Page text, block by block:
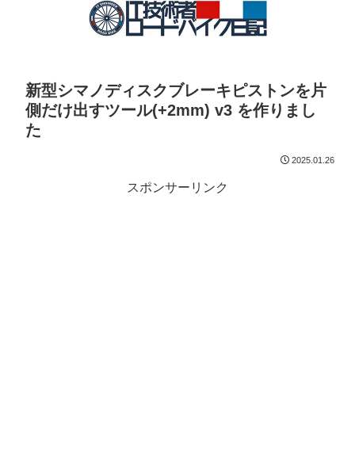
新型シマノディスクブレーキピストンを片
側だけ出すツール(+2mm) v3 を作りまし
た
2025.01.26
スポンサーリンク